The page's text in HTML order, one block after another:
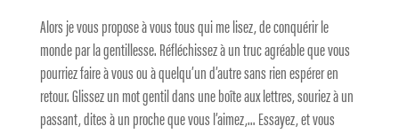
Alors je vous propose à vous tous qui me lisez, de conquérir le
monde par la gentillesse. Réfléchissez à un truc agréable que vous
pourriez faire à vous ou à quelqu’un d’autre sans rien espérer en
retour. Glissez un mot gentil dans une boîte aux lettres, souriez à un
passant, dites à un proche que vous l’aimez,… Essayez, et vous